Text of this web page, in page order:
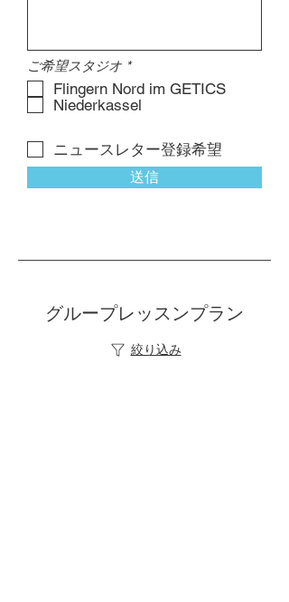
ご希望スタジオ *必
項
目
Flingern Nord im GETICS
Niederkassel
ニュースレター登録希望
送信
グループレッスンプラン
絞り込み